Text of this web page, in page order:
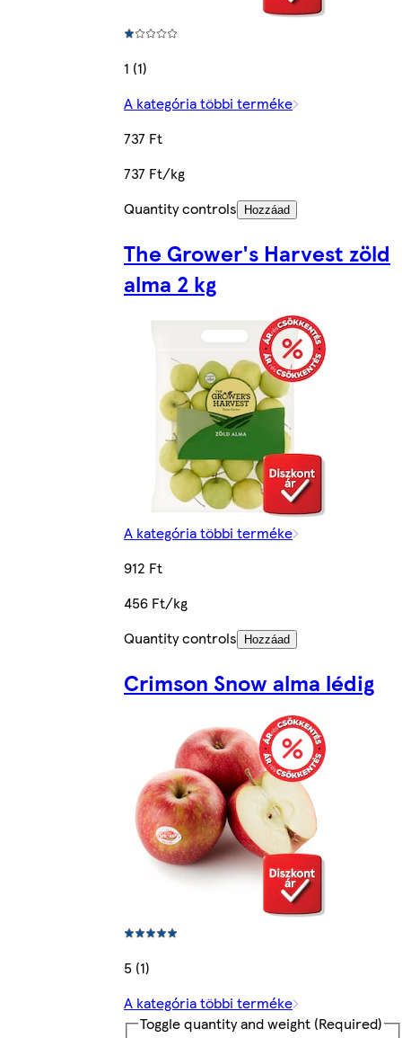
1 (1)
A kategória többi terméke
737 Ft
737 Ft/kg
Quantity controls
Hozzáad
The Grower's Harvest zöld
alma 2 kg
A kategória többi terméke
912 Ft
456 Ft/kg
Quantity controls
Hozzáad
Crimson Snow alma lédig
5 (1)
A kategória többi terméke
Toggle quantity and weight (Required)